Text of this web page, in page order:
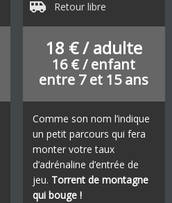
Retour libre
18 € / adulte
16 € / enfant
entre 7 et 15 ans
Comme son nom l’indique
un petit parcours qui fera
monter votre taux
d’adrénaline d’entrée de
jeu. Torrent de montagne
qui bouge !